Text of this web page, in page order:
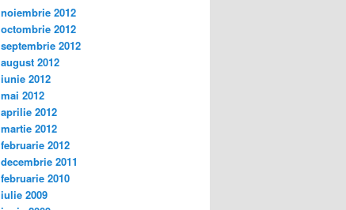
noiembrie 2012
octombrie 2012
septembrie 2012
august 2012
iunie 2012
mai 2012
aprilie 2012
martie 2012
februarie 2012
decembrie 2011
februarie 2010
iulie 2009